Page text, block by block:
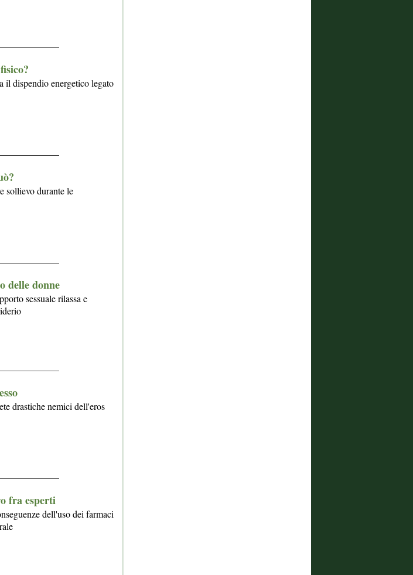
il dispendio energetico legato
sollievo durante le
delle donne
sessuale rilassa e
drastiche nemici dell'eros
fra esperti
dell'uso dei farmaci